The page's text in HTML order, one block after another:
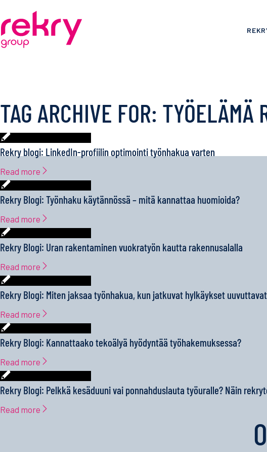
TAG ARCHIVE FOR: TYÖELÄMÄ
Rekry blogi: LinkedIn-profiilin optimointi työnhakua varten
Read more
Rekry Blogi: Työnhaku käytännössä – mitä kannattaa huomioida?
Read more
Rekry Blogi: Uran rakentaminen vuokratyön kautta rakennusalalla
Read more
Rekry Blogi: Miten jaksaa työnhakua, kun jatkuvat hylkäykset
Read more
Rekry Blogi: Kannattaako tekoälyä hyödyntää työhakemuksessa?
Read more
Rekry Blogi: Pelkkä kesäduuni vai ponnahduslauta työuralle? Näin
Read more